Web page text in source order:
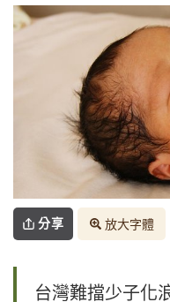
分享 放大字體
台灣難擋少子化